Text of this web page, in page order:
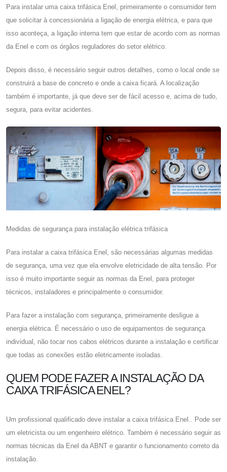
Para instalar uma caixa trifásica Enel , primeiramente o consumidor tem
que solicitar à concessionária a ligação de energia elétrica, e para que
isso aconteça, a ligação interna tem que estar de acordo com as normas
da Enel e com os órgãos reguladores do setor elétrico.
Depois disso, é necessário seguir outros detalhes, como o local onde se
construirá a base de concreto e onde a caixa ficará. A localização
também é importante, já que deve ser de fácil acesso e, acima de tudo,
segura, para evitar acidentes.
Medidas de segurança para instalação elétrica trifásica
Para instalar a caixa trifásica Enel, são necessárias algumas medidas
de segurança, uma vez que ela envolve eletricidade de alta tensão. Por
isso é muito importante seguir as normas da Enel, para proteger
técnicos, instaladores e principalmente o consumidor.
Para fazer a instalação com segurança, primeiramente desligue a
energia elétrica. É necessário o uso de equipamentos de segurança
individual, não tocar nos cabos elétricos durante a instalação e certificar
que todas as conexões estão eletricamente isoladas.
QUEM PODE FAZER A INSTALAÇÃO DA
CAIXA TRIFÁSICA ENEL?
Um profissional qualificado deve instalar a caixa trifásica Enel.. Pode ser
um eletricista ou um engenheiro elétrico. Também é necessário seguir as
normas técnicas da Enel da ABNT e garantir o funcionamento correto da
instalação.